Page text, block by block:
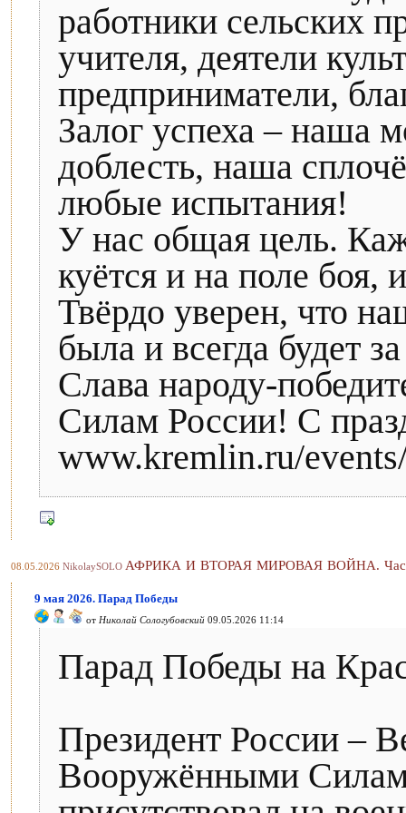
работники сельских
учителя, деятели
предприниматели,
Залог успеха – наша
доблесть, наша
любые испытания!
У нас общая цель.
куётся и на поле боя,
Твёрдо уверен, что
была и всегда будет
Слава народу-
Силам России! С
www.kremlin.ru/
08.05.2026 NikolaySOLO АФРИКА И ВТОРАЯ МИРОВАЯ ВОЙНА.
9 мая 2026. Парад Победы
от Николай Сологубовский 09.05.2026 11:14
Парад Победы на
Президент России –
Вооружёнными